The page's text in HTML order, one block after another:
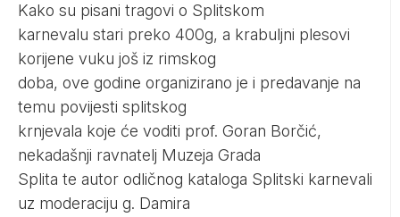
Kako su pisani tragovi o Splitskom
karnevalu stari preko 400g, a krabuljni plesovi
korijene vuku još iz rimskog
doba, ove godine organizirano je i predavanje na
temu povijesti splitskog
krnjevala koje će voditi prof. Goran Borčić,
nekadašnji ravnatelj Muzeja Grada
Splita te autor odličnog kataloga Splitski karnevali
uz moderaciju g. Damira